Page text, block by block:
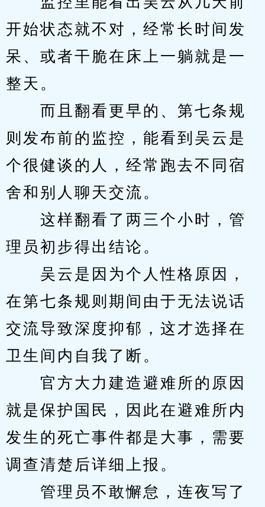
开始状态就不对，经常长时间发
呆、或者干脆在床上一躺就是一
整天。
而且翻看更早的、第七条规
则发布前的监控，能看到吴云是
个很健谈的人，经常跑去不同宿
舍和别人聊天交流。
这样翻看了两三个小时，管
理员初步得出结论。
吴云是因为个人性格原因，
在第七条规则期间由于无法说话
交流导致深度抑郁，这才选择在
卫生间内自我了断。
官方大力建造避难所的原因
就是保护国民，因此在避难所内
发生的死亡事件都是大事，需要
调查清楚后详细上报。
管理员不敢懈怠，连夜写了